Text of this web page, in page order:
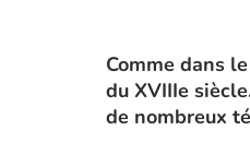
Comme dans
du XVIIIe
de nombreux